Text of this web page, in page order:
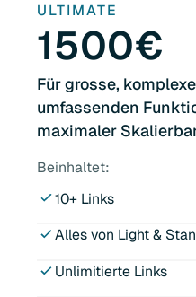
ULTIMATE
1500€
Für grosse,
umfassenden
maximaler
Beinhaltet:
10+ Links
Alles von Light &
Unlimitierte Links